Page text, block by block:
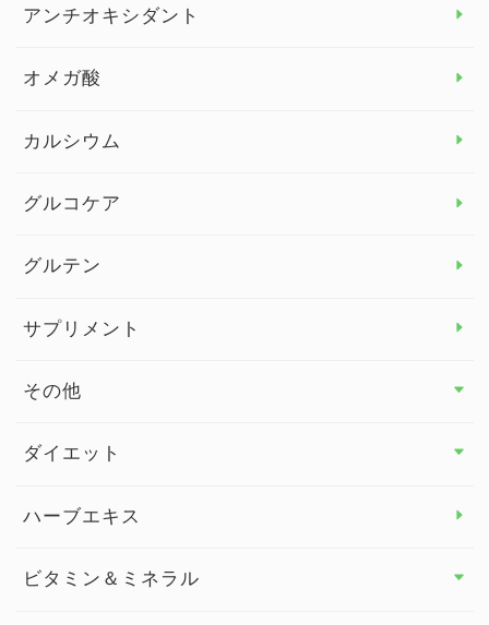
アレルギー トップ
アンチオキシダント
オメガ酸
カルシウム
グルコケア
グルテン
サプリメント
その他
その他 トップ
ダイエット
ダイエット トップ
ハーブエキス
ビタミン＆ミネラル